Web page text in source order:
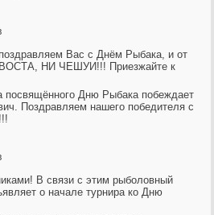
Вас с Днём Рыбака, и от
НИ ЧЕШУИ!!! Приезжайте к
посвящённого Дню Рыбака побеждает
Поздравляем нашего победителя с
В связи с этим рыболовный
о начале турнира ко Дню